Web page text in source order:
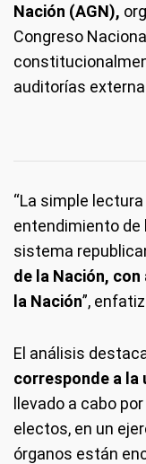
Nación (AGN),
Congreso
auditorías
“La simple
entendimiento de
sistema
de la Nación,
la Nación”,
El análisis
corresponde a la
llevado a cabo
electos, en un
órganos están